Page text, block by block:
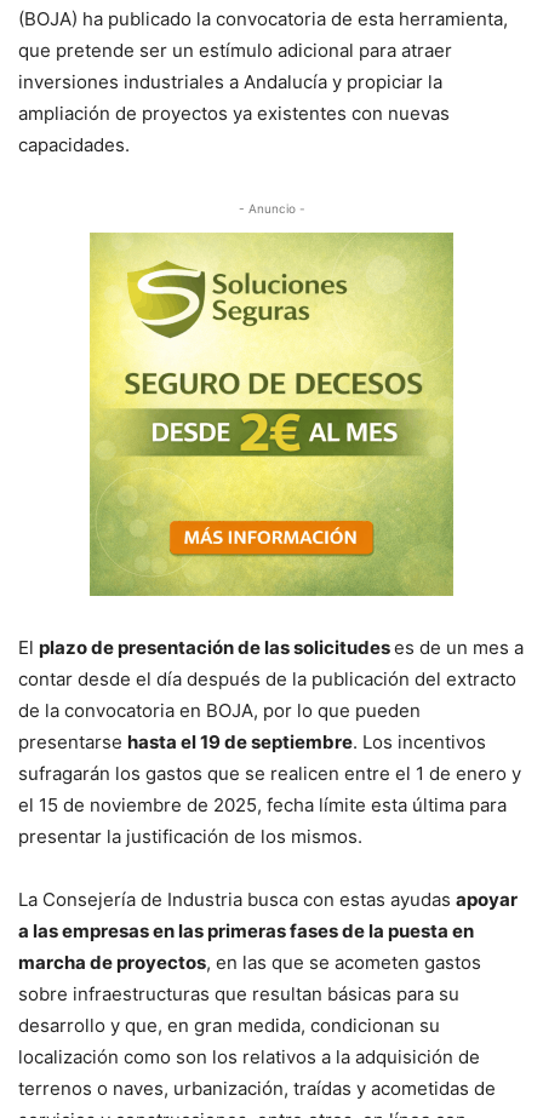
(BOJA) ha publicado la convocatoria de esta herramienta,
que pretende ser un estímulo adicional para atraer
inversiones industriales a Andalucía y propiciar la
ampliación de proyectos ya existentes con nuevas
capacidades.
- Anuncio -
El plazo de presentación de las solicitudeses de un mes a
contar desde el día después de la publicación del extracto
de la convocatoria en BOJA, por lo que pueden
presentarse hasta el 19 de septiembre. Los incentivos
sufragarán los gastos que se realicen entre el 1 de enero y
el 15 de noviembre de 2025, fecha límite esta última para
presentar la justificación de los mismos.
La Consejería de Industria busca con estas ayudas apoyar
a las empresas en las primeras fases de la puesta en
marcha de proyectos, en las que se acometen gastos
sobre infraestructuras que resultan básicas para su
desarrollo y que, en gran medida, condicionan su
localización como son los relativos a la adquisición de
terrenos o naves, urbanización, traídas y acometidas de